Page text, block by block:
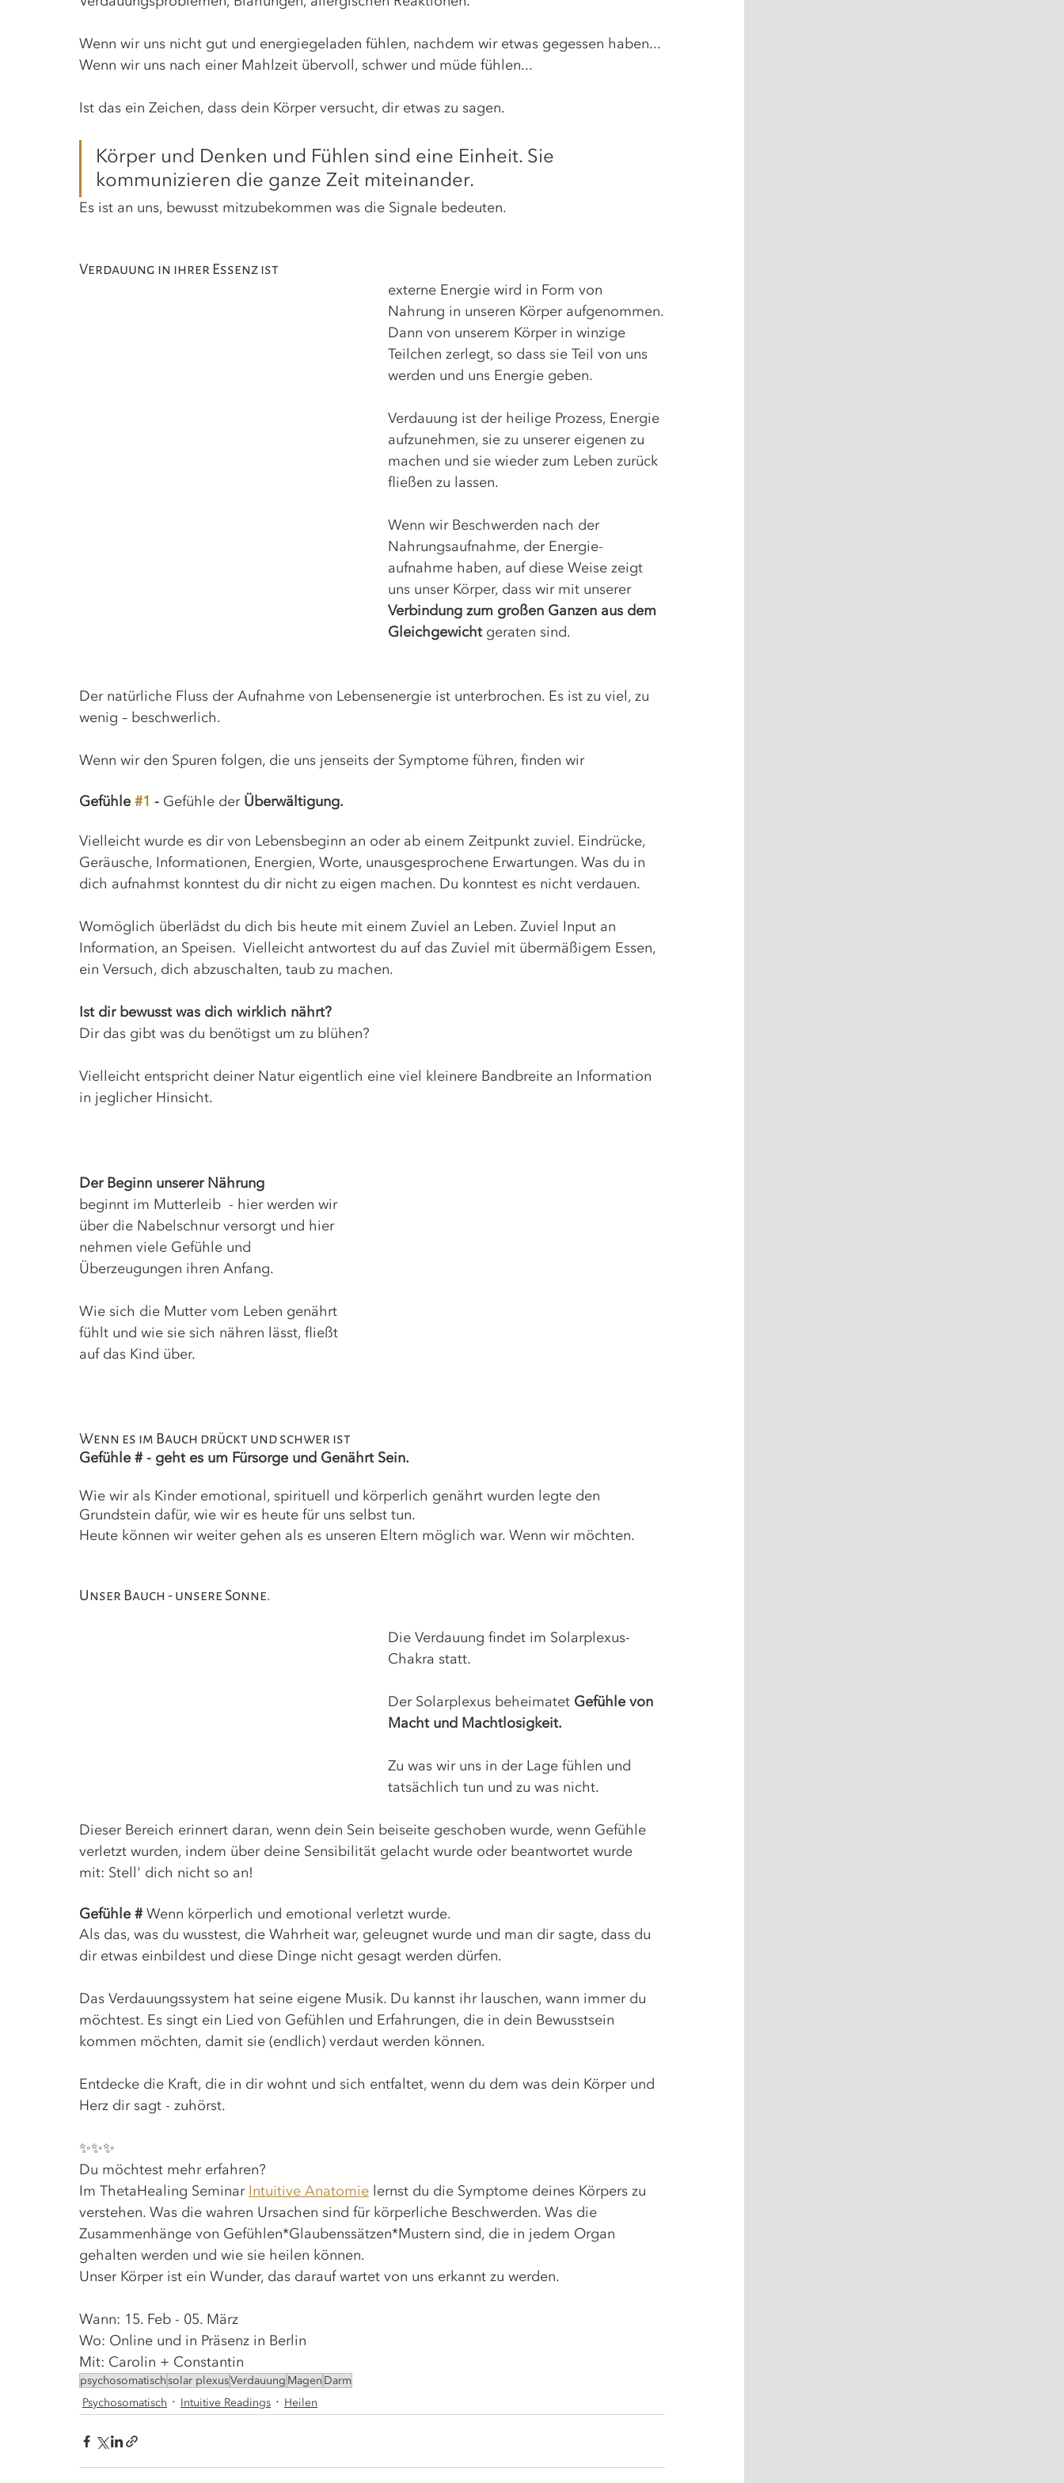
Wenn wir uns nicht gut und energiegeladen fühlen, nachdem wir etwas gegessen haben...
Wenn wir uns nach einer Mahlzeit übervoll, schwer und müde fühlen...
Ist das ein Zeichen, dass dein Körper versucht, dir etwas zu sagen.
Körper und Denken und Fühlen sind eine Einheit. Sie
kommunizieren die ganze Zeit miteinander.
Es ist an uns, bewusst mitzubekommen was die Signale bedeuten.
Verdauung in ihrer Essenz ist
externe Energie wird in Form von
Nahrung in unseren Körper aufgenommen.
Dann von unserem Körper in winzige
Teilchen zerlegt, so dass sie Teil von uns
werden und uns Energie geben.
Verdauung ist der heilige Prozess, Energie
aufzunehmen, sie zu unserer eigenen zu
machen und sie wieder zum Leben zurück
fließen zu lassen.
Wenn wir Beschwerden nach der
Nahrungsaufnahme, der Energie-
aufnahme haben, auf diese Weise zeigt
uns unser Körper, dass wir mit unserer
Verbindung zum großen Ganzen aus dem
Gleichgewicht geraten sind.
Der natürliche Fluss der Aufnahme von Lebensenergie ist unterbrochen. Es ist zu viel, zu
wenig – beschwerlich.
Wenn wir den Spuren folgen, die uns jenseits der Symptome führen, finden wir
Gefühle #1 - Gefühle der Überwältigung.
Vielleicht wurde es dir von Lebensbeginn an oder ab einem Zeitpunkt zuviel. Eindrücke,
Geräusche, Informationen, Energien, Worte, unausgesprochene Erwartungen. Was du in
dich aufnahmst konntest du dir nicht zu eigen machen. Du konntest es nicht verdauen.
Womöglich überlädst du dich bis heute mit einem Zuviel an Leben. Zuviel Input an
Information, an Speisen.  Vielleicht antwortest du auf das Zuviel mit übermäßigem Essen,
ein Versuch, dich abzuschalten, taub zu machen.
Ist dir bewusst was dich wirklich nährt?
Dir das gibt was du benötigst um zu blühen?
Vielleicht entspricht deiner Natur eigentlich eine viel kleinere Bandbreite an Information
in jeglicher Hinsicht.
Der Beginn unserer Nährung
beginnt im Mutterleib  - hier werden wir
über die Nabelschnur versorgt und hier
nehmen viele Gefühle und
Überzeugungen ihren Anfang.
Wie sich die Mutter vom Leben genährt
fühlt und wie sie sich nähren lässt, fließt
auf das Kind über.
Wenn es im Bauch drückt und schwer ist
Gefühle # - geht es um Fürsorge und Genährt Sein.
Wie wir als Kinder emotional, spirituell und körperlich genährt wurden legte den
Grundstein dafür, wie wir es heute für uns selbst tun.
Heute können wir weiter gehen als es unseren Eltern möglich war. Wenn wir möchten.
Unser Bauch - unsere Sonne.
Die Verdauung findet im Solarplexus-
Chakra statt.
Der Solarplexus beheimatet Gefühle von
Macht und Machtlosigkeit.
Zu was wir uns in der Lage fühlen und
tatsächlich tun und zu was nicht.
Dieser Bereich erinnert daran, wenn dein Sein beiseite geschoben wurde, wenn Gefühle
verletzt wurden, indem über deine Sensibilität gelacht wurde oder beantwortet wurde
mit: Stell' dich nicht so an!
Gefühle # Wenn körperlich und emotional verletzt wurde.
Als das, was du wusstest, die Wahrheit war, geleugnet wurde und man dir sagte, dass du
dir etwas einbildest und diese Dinge nicht gesagt werden dürfen.
Das Verdauungssystem hat seine eigene Musik. Du kannst ihr lauschen, wann immer du
möchtest. Es singt ein Lied von Gefühlen und Erfahrungen, die in dein Bewusstsein
kommen möchten, damit sie (endlich) verdaut werden können.
Entdecke die Kraft, die in dir wohnt und sich entfaltet, wenn du dem was dein Körper und
Herz dir sagt - zuhörst.
✨✨✨
Du möchtest mehr erfahren?
Im ThetaHealing Seminar Intuitive Anatomie lernst du die Symptome deines Körpers zu
verstehen. Was die wahren Ursachen sind für körperliche Beschwerden. Was die
Zusammenhänge von Gefühlen*Glaubenssätzen*Mustern sind, die in jedem Organ
gehalten werden und wie sie heilen können.
Unser Körper ist ein Wunder, das darauf wartet von uns erkannt zu werden.
Wann: 15. Feb - 05. März
Wo: Online und in Präsenz in Berlin
Mit: Carolin + Constantin
psychosomatisch solar plexusVerdauung Magen Darm
Psychosomatisch
Intuitive Readings Heilen